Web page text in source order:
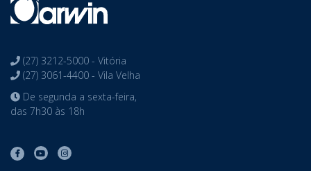
(27) 3212-5000 - Vitória
(27) 3061-4400 - Vila Velha
De segunda a sexta-feira,
das 7h30 às 18h